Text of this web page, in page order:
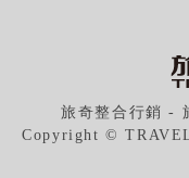
旅奇整合行銷 -
Copyright ©